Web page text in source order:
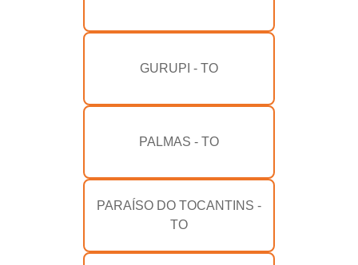
GURUPI - TO
PALMAS - TO
PARAÍSO DO TOCANTINS -
TO